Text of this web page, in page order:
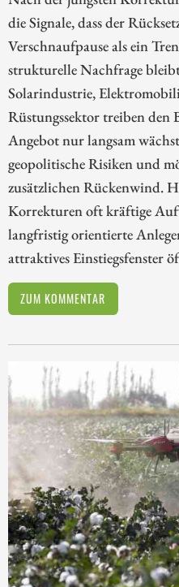
die Signale, dass der
Verschnaufpause als ein
strukturelle Nachfrage
Solarindustrie,
Rüstungssektor treiben den
Angebot nur langsam
geopolitische Risiken und
zusätzlichen Rückenwind.
Korrekturen oft kräftige
langfristig orientierte
attraktives Einstiegsfenster
ZUM KOMMENTAR